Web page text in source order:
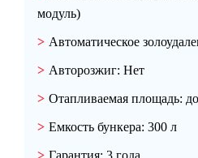
модуль)
Автоматическое
Авторозжиг: Нет
Отапливаемая площадь:
Емкость бункера: 300 л
Гарантия: 3 года